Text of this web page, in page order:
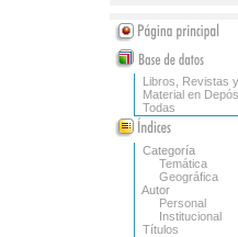
Libros, Revistas
Material en
Todas
Categoría
Temática
Geográfica
Autor
Personal
Institucional
Títulos